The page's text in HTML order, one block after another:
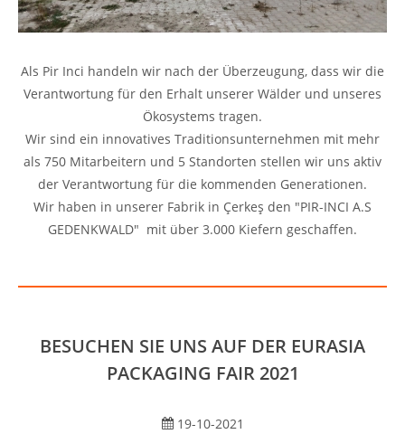
Als Pir Inci handeln wir nach der Überzeugung, dass wir die
Verantwortung für den Erhalt unserer Wälder und unseres
Ökosystems tragen.
Wir sind ein innovatives Traditionsunternehmen mit mehr
als 750 Mitarbeitern und 5 Standorten stellen wir uns aktiv
der Verantwortung für die kommenden Generationen.
Wir haben in unserer Fabrik in Çerkeş den "PIR-INCI A.S
GEDENKWALD" mit über 3.000 Kiefern geschaffen.
BESUCHEN SIE UNS AUF DER EURASIA
PACKAGING FAIR 2021
19-10-2021